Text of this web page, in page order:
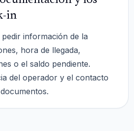
in
información de la
hora de llegada,
o el saldo pendiente.
del operador y el contacto